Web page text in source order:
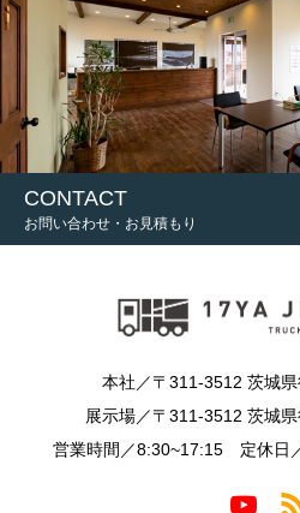
CONTACT
お問い合わせ・お見積もり
本社／〒311-3512 茨城
展示場／〒311-3512 茨城
営業時間／8:30~17:15 定休日